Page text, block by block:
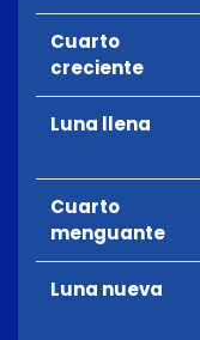
Cuarto
creciente
Luna llena
Cuarto
menguante
Luna nueva